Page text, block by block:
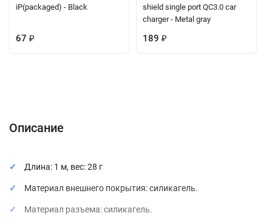
iP(packaged) - Black
67 ₽
shield single port QC3.0 car
charger - Metal gray
189 ₽
Описание
Длина: 1 м, вес: 28 г
Материал внешнего покрытия: силикагель.
Материал разъема: силикагель.